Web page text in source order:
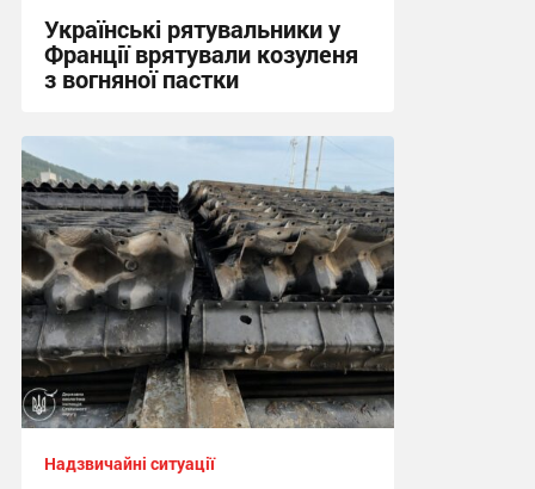
Українські рятувальники у
Франції врятували козуленя
з вогняної пастки
17:21, 5.08.2026
Надзвичайні ситуації